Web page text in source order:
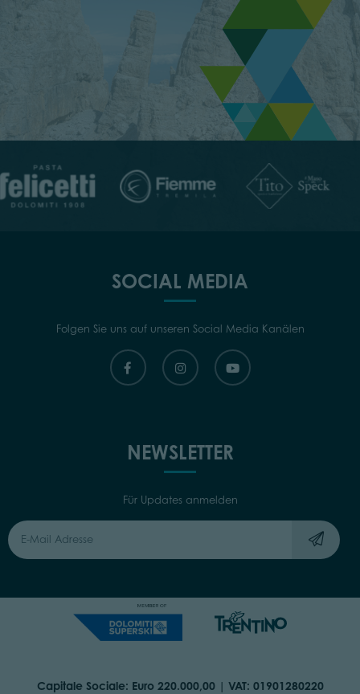
SOCIAL MEDIA
Folgen Sie uns auf unseren Social Media Kanälen
NEWSLETTER
Für Updates anmelden
Capitale Sociale: Euro 220.000,00 | VAT: 01901280220